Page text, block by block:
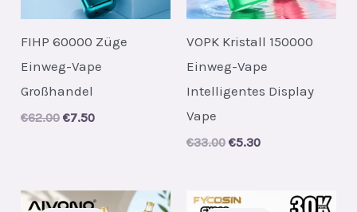
FIHP 60000 Züge
Einweg-Vape
Großhandel
€62.00 Original
€7.50Current
VOPK Kristall 150000
Einweg-Vape
Intelligentes Display
Vape
€33.00 Original
€5.30Current